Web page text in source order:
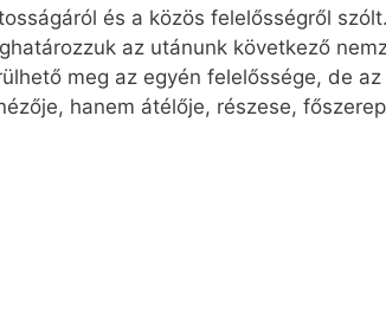
és a közös felelősségről
az utánunk következő
meg az egyén felelőssége, de
hanem átélője, részese,